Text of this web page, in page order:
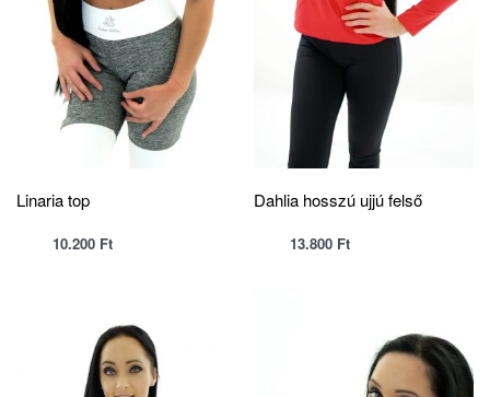
Linaria top
10.200 Ft
Dahlia hosszú ujjú felső
13.800 Ft